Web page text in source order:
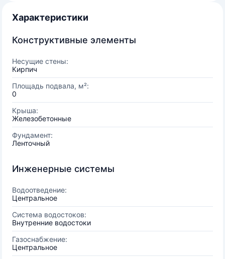
Характеристики
Конструктивные элементы
Несущие стены:
Кирпич
Площадь подвала, м²:
0
Крыша:
Железобетонные
Фундамент:
Ленточный
Инженерные системы
Водоотведение:
Центральное
Система водостоков:
Внутренние водостоки
Газоснабжение:
Центральное